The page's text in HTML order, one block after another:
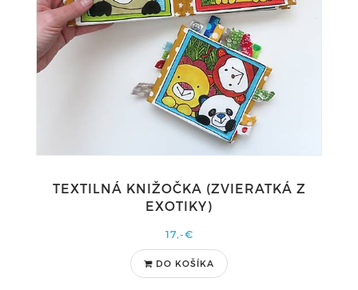
TEXTILNÁ KNIŽOČKA (ZVIERATKÁ Z
EXOTIKY)
17,-€
DO KOŠÍKA